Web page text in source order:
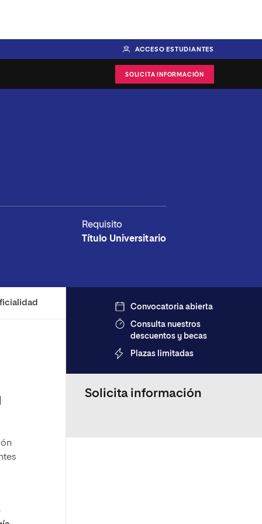
ACCESO ESTUDIANTES
SOLICITA INFORMACIÓN
Requisito
Título Universitario
Convocatoria abierta
Consulta nuestros
descuentos y becas
Plazas limitadas
Solicita información